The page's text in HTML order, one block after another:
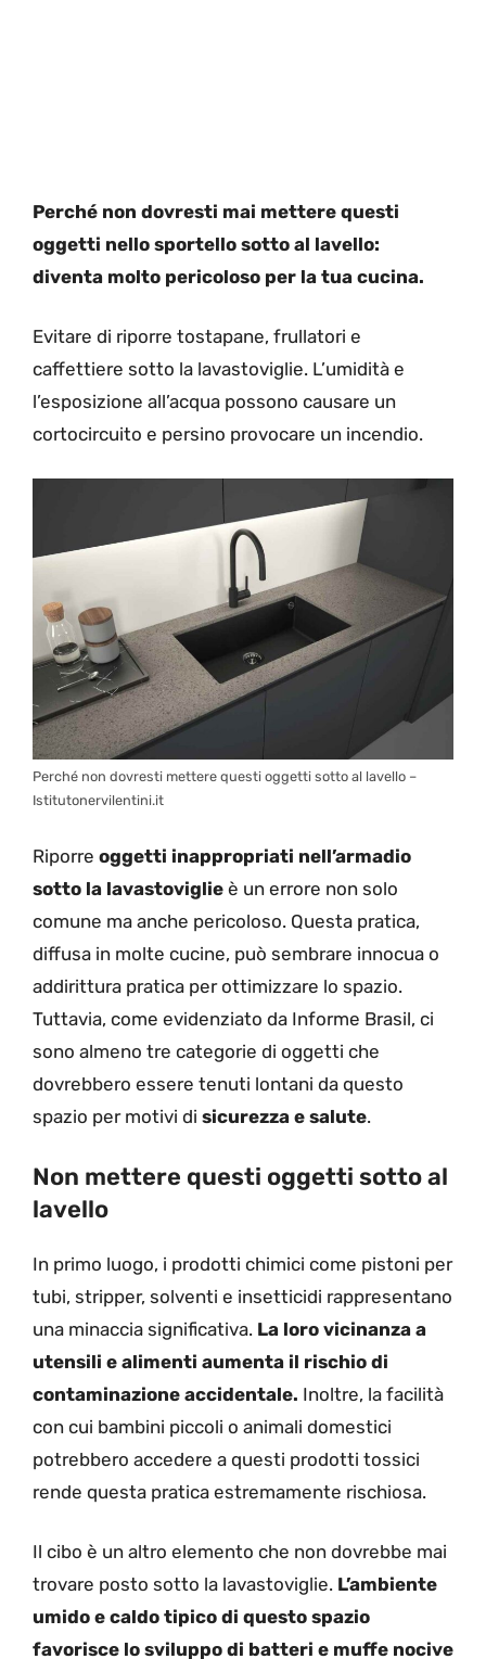
Perché non dovresti mai mettere questi
oggetti nello sportello sotto al lavello:
diventa molto pericoloso per la tua cucina.
Evitare di riporre tostapane, frullatori e
caffettiere sotto la lavastoviglie. L’umidità e
l’esposizione all’acqua possono causare un
cortocircuito e persino provocare un incendio.
Perché non dovresti mettere questi oggetti sotto al lavello –
Istitutonervilentini.it
Riporre oggetti inappropriati nell’armadio
sotto la lavastoviglie è un errore non solo
comune ma anche pericoloso. Questa pratica,
diffusa in molte cucine, può sembrare innocua o
addirittura pratica per ottimizzare lo spazio.
Tuttavia, come evidenziato da Informe Brasil, ci
sono almeno tre categorie di oggetti che
dovrebbero essere tenuti lontani da questo
spazio per motivi di sicurezza e salute.
Non mettere questi oggetti sotto al
lavello
In primo luogo, i prodotti chimici come pistoni per
tubi, stripper, solventi e insetticidi rappresentano
una minaccia significativa. La loro vicinanza a
utensili e alimenti aumenta il rischio di
contaminazione accidentale. Inoltre, la facilità
con cui bambini piccoli o animali domestici
potrebbero accedere a questi prodotti tossici
rende questa pratica estremamente rischiosa.
Il cibo è un altro elemento che non dovrebbe mai
trovare posto sotto la lavastoviglie. L’ambiente
umido e caldo tipico di questo spazio
favorisce lo sviluppo di batteri e muffe nocive